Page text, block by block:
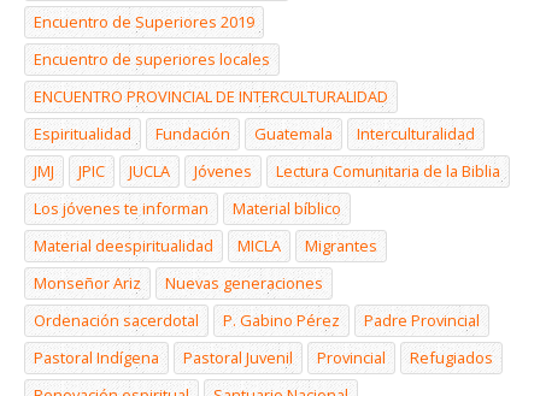
Encuentro de Superiores 2019
Encuentro de superiores locales
ENCUENTRO PROVINCIAL DE INTERCULTURALIDAD
Espiritualidad
Fundación Guatemala
Interculturalidad
JMJ
JPIC JUCLA Jóvenes
Lectura Comunitaria de la Biblia
Los jóvenes te informan
Material bíblico
Material deespiritualidad
MICLA
Migrantes
Monseñor Ariz
Nuevas generaciones
Ordenación sacerdotal
P. Gabino Pérez
Padre Provincial
Pastoral Indígena
Pastoral Juvenil Provincial
Refugiados